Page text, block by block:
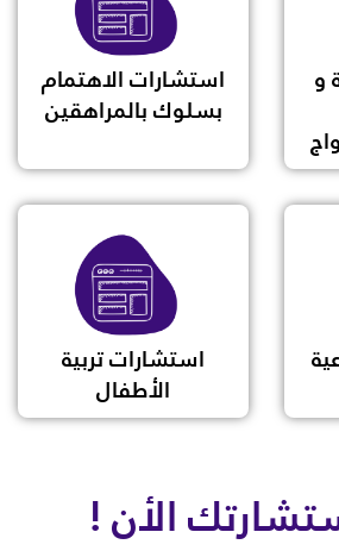
و استشارات الاهتمام
بسلوك بالمراهقين
استشارات تربية
الأطفال
الأن !